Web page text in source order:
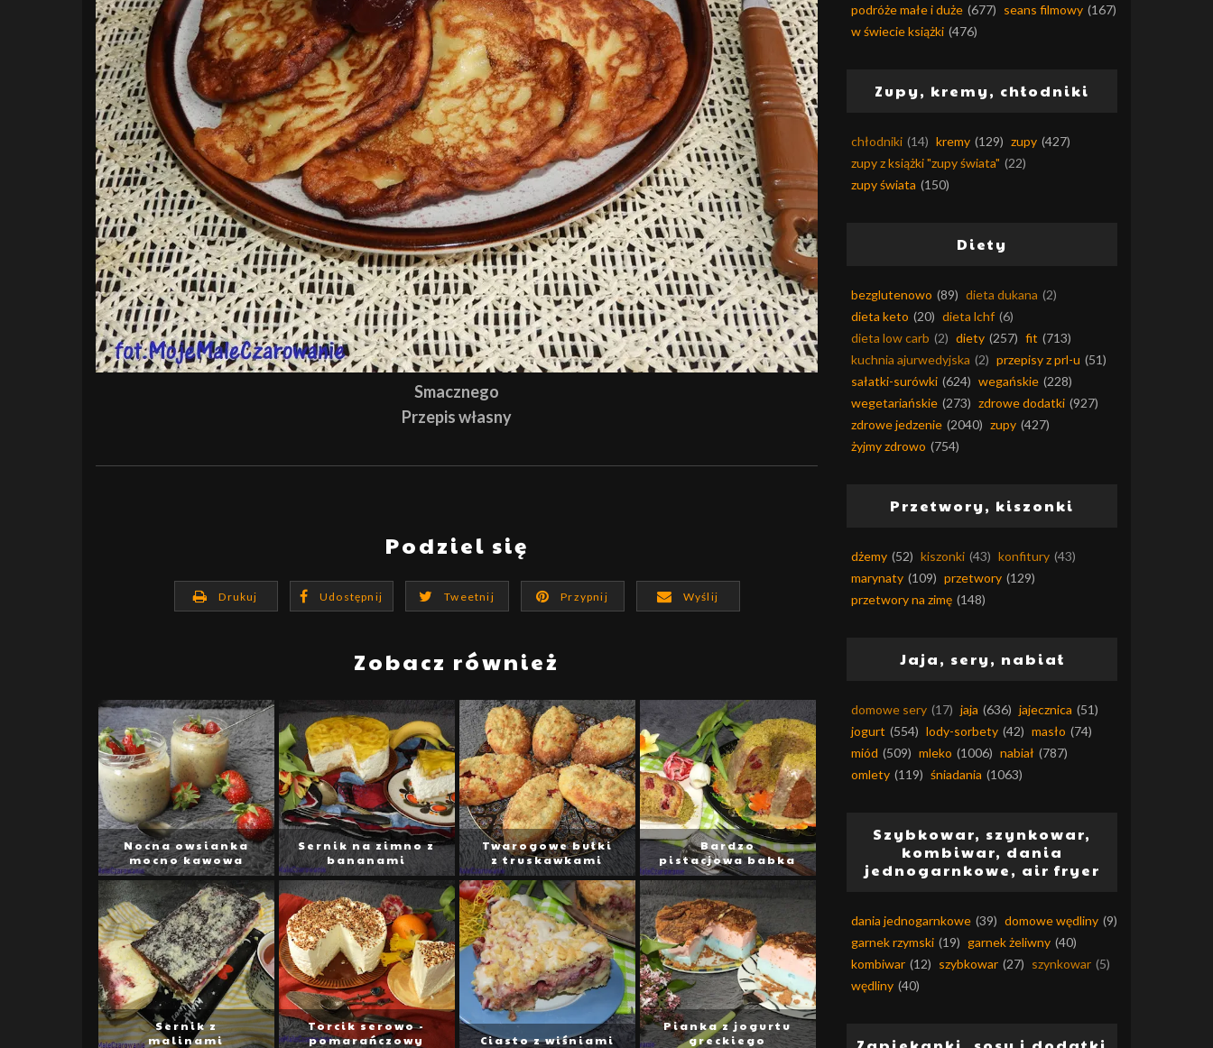
Smacznego
Przepis własny
Podziel się
Drukuj Udostępnij Tweetnij Przypnij Wyślij
Zobacz również
Nocna owsianka
mocno kawowa
Sernik na zimno z
bananami
Twarogowe bułki
z truskawkami
Bardzo
pistacjowa babka
Sernik z
malinami
Torcik serowo -
pomarańczowy
Ciasto z wiśniami
Pianka z jogurtu
greckiego
podróże małe i duże (677) seans filmowy (167)
w świecie książki (476)
Zupy, kremy, chłodniki
chłodniki (14) kremy (129) zupy (427)
zupy z książki "zupy świata" (22)
zupy świata (150)
Diety
bezglutenowo (89) dieta dukana (2)
dieta keto (20) dieta lchf (6)
dieta low carb (2) diety (257) fit (713)
kuchnia ajurwedyjska (2) przepisy z prl-u (51)
sałatki-surówki (624) wegańskie (228)
wegetariańskie (273) zdrowe dodatki (927)
zdrowe jedzenie (2040) zupy (427)
żyjmy zdrowo (754)
Przetwory, kiszonki
dżemy (52) kiszonki (43) konfitury (43)
marynaty (109) przetwory (129)
przetwory na zimę (148)
Jaja, sery, nabiał
domowe sery (17) jaja (636) jajecznica (51)
jogurt (554) lody-sorbety (42) masło (74)
miód (509) mleko (1006) nabiał (787)
omlety (119) śniadania (1063)
Szybkowar, szynkowar,
kombiwar, dania
jednogarnkowe, air fryer
dania jednogarnkowe (39) domowe wędliny (9)
garnek rzymski (19) garnek żeliwny (40)
kombiwar (12) szybkowar (27) szynkowar (5)
wędliny (40)